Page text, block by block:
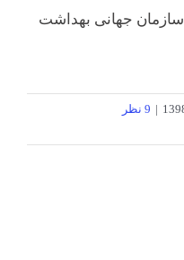
جهانی بهداشت
| 9 نظر